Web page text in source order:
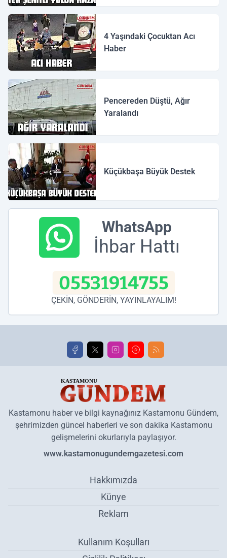
4 Yaşındaki Çocuktan Acı
Haber
Pencereden Düştü, Ağır
Yaralandı
Küçükbaşa Büyük Destek
WhatsApp
İhbar Hattı
05531914755
ÇEKİN, GÖNDERİN, YAYINLAYALIM!
Kastamonu haber ve bilgi kaynağınız Kastamonu Gündem,
şehrimizden güncel haberleri ve son dakika Kastamonu
gelişmelerini okurlarıyla paylaşıyor.
www.kastamonugundemgazetesi.com
Hakkımızda
Künye
Reklam
Kullanım Koşulları